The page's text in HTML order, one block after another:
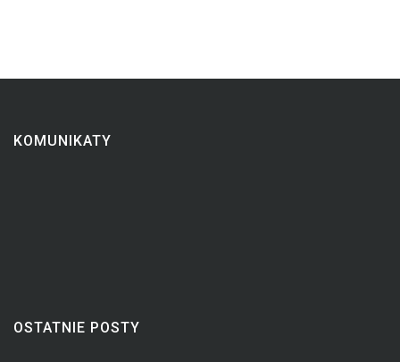
KOMUNIKATY
OSTATNIE POSTY